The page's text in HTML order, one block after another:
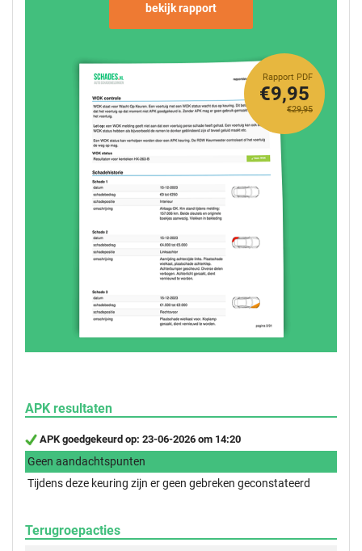
bekijk rapport
Rapport PDF
€29,95
€9,95
APK resultaten
APK goedgekeurd op: 23-06-2026 om 14:20
Geen aandachtspunten
Tijdens deze keuring zijn er geen gebreken geconstateerd
Terugroepacties